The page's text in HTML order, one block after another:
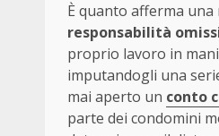
È quanto afferma
responsabilità
proprio lavoro in
imputandogli una
mai aperto un conto
parte dei condomini